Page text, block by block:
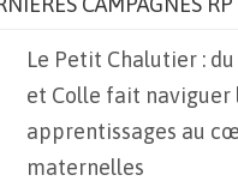
Le Petit Chalutier :
et Colle fait naviguer
apprentissages au
maternelles